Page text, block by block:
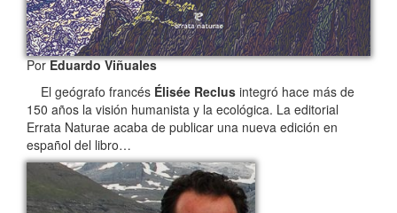
PorEduardo Viñuales
El geógrafo francés Élisée Reclus integró hace más de
150 años la visión humanista y la ecológica. La editorial
Errata Naturae acaba de publicar una nueva edición en
español del libro…